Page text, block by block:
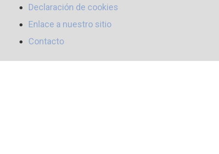
Declaración de cookies
Enlace a nuestro sitio
Contacto